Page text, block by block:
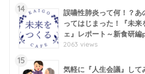
14
誤嚥性肺炎って何！？あ
ってはじまった！『未
ェ』レポート～新食研編
2063 views
15
気軽に『人生会議』して